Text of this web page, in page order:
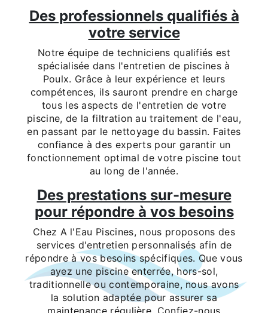
Des professionnels qualifiés à
votre service
Notre équipe de techniciens qualifiés est
spécialisée dans l'entretien de piscines à
Poulx. Grâce à leur expérience et leurs
compétences, ils sauront prendre en charge
tous les aspects de l'entretien de votre
piscine, de la filtration au traitement de l'eau,
en passant par le nettoyage du bassin. Faites
confiance à des experts pour garantir un
fonctionnement optimal de votre piscine tout
au long de l'année.
Des prestations sur-mesure
pour répondre à vos besoins
Chez A l'Eau Piscines, nous proposons des
services d'entretien personnalisés afin de
répondre à vos besoins spécifiques. Que vous
ayez une piscine enterrée, hors-sol,
traditionnelle ou contemporaine, nous avons
la solution adaptée pour assurer sa
maintenance régulière. Confiez-nous